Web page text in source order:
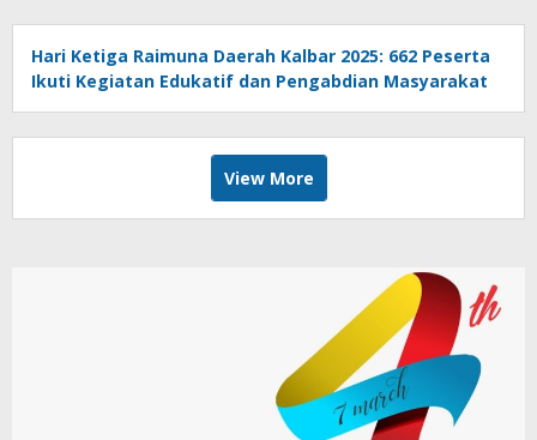
Hari Ketiga Raimuna Daerah Kalbar 2025: 662 Peserta
Ikuti Kegiatan Edukatif dan Pengabdian Masyarakat
View More